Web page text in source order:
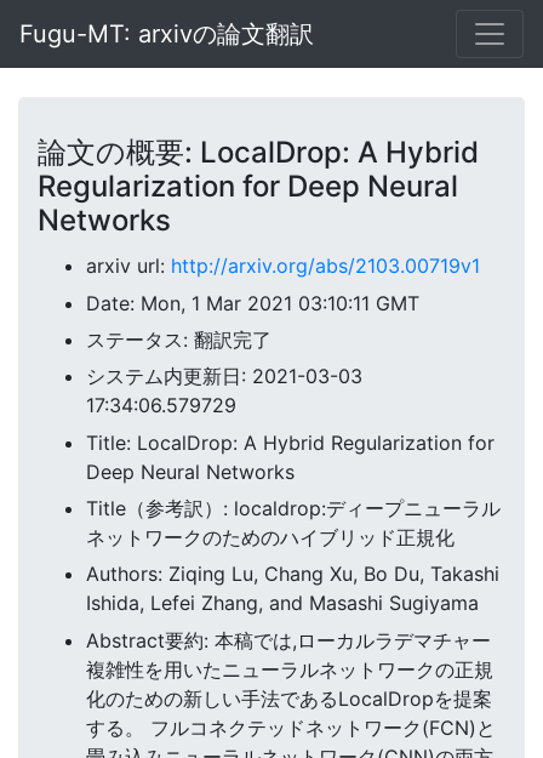
Fugu-MT: arxivの論文翻訳
論文の概要: LocalDrop: A Hybrid
Regularization for Deep Neural
Networks
arxiv url: http://arxiv.org/abs/2103.00719v1
Date: Mon, 1 Mar 2021 03:10:11 GMT
ステータス: 翻訳完了
システム内更新日: 2021-03-03
17:34:06.579729
Title: LocalDrop: A Hybrid Regularization for
Deep Neural Networks
Title（参考訳）: localdrop:ディープニューラル
ネットワークのためのハイブリッド正規化
Authors: Ziqing Lu, Chang Xu, Bo Du, Takashi
Ishida, Lefei Zhang, and Masashi Sugiyama
Abstract要約: 本稿では,ローカルラデマチャー
複雑性を用いたニューラルネットワークの正規
化のための新しい手法であるLocalDropを提案
する。 フルコネクテッドネットワーク(FCN)と